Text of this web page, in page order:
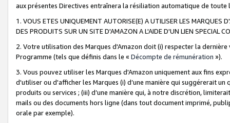
aux présentes Directives entraînera la résiliation automatique de
1. VOUS ETES UNIQUEMENT AUTORISE(E) A UTILISER LES MARQUES
DES PRODUITS SUR UN SITE D'AMAZON A L'AIDE D'UN LIEN SPECIAL
2. Votre utilisation des Marques d'Amazon doit (i) respecter la
Programme (tels que définis dans le « Décompte de rémunération »).
3. Vous pouvez utiliser les Marques d'Amazon uniquement aux fins
d'utiliser ou d'afficher les Marques (i) d’une manière qui suggérerait
produits ou services ; (iii) d’une manière qui, à notre discrétion,
mails ou des documents hors ligne (dans tout document imprimé,
orale par exemple).